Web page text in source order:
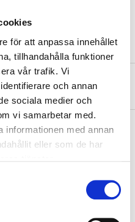
för att anpassa innehållet
tillhandahålla funktioner
vår trafik. Vi
och annan
sociala medier och
vi samarbetar med.
informationen med annan
eller som de har
85 x 50 cm